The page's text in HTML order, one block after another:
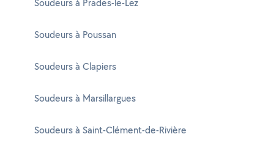
Soudeurs à Prades-le-Lez
Soudeurs à Poussan
Soudeurs à Clapiers
Soudeurs à Marsillargues
Soudeurs à Saint-Clément-de-Rivière